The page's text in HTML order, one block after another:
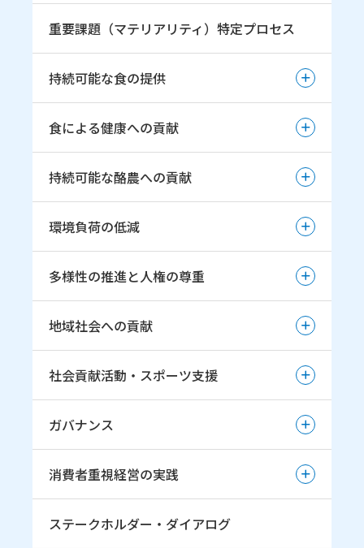
重要課題（マテリアリティ）特定プロセス
持続可能な食の提供
魅力ある乳・ 乳製品の提供
乳で培われた 知見や機能を活かした新たな選択肢の
安全で安心していただける商品の提供（品質保証方
食による健康への貢献
健康寿命延伸に向けた取組み
持続可能な酪農への貢献
酪農生産基盤強化への取組み推進
環境負荷の低減
地球温暖化の防止
持続可能な資源の利用
循環型社会の形成
環境マネジメントシステムの推進
TNFDへの取組み（初期的開示）
TNFDへの取組み（本格開示）
多様性の推進と人権の尊重
多様性の推進と人材育成
女性活躍推進宣言
エンゲージメントの向上
雪印メグミルク健康経営
人権デュー・ディリジェンス
地域社会への貢献
地域社会とのパートナーシップ
社会貢献活動・スポーツ支援
お客様とのコミュニケーション
小中学生へのスキージャンプ振興・育成の取組み
若手スキージャンプ選手育成の取組み
雪印メグミルク杯ジャンプ大会
ガバナンス
コーポレート・ガバナンス
企業倫理委員会および専門部会
消費者重視経営の実践
消費者志向自主宣言
ステークホルダー・ダイアログ